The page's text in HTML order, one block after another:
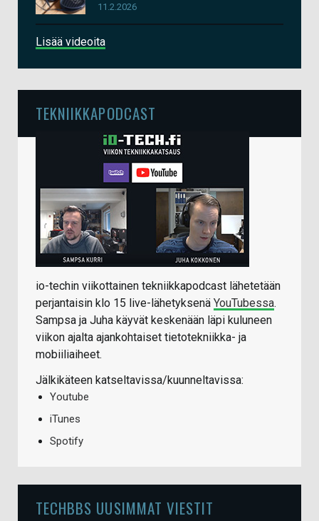
11.2.2026
Lisää videoita
TEKNIIKKAPODCAST
io-techin viikottainen tekniikkapodcast lähetetään
perjantaisin klo 15 live-lähetyksenä YouTubessa.
Sampsa ja Juha käyvät keskenään läpi kuluneen
viikon ajalta ajankohtaiset tietotekniikka- ja
mobiiliaiheet.
Jälkikäteen katseltavissa/kuunneltavissa:
Youtube
iTunes
Spotify
TECHBBS UUSIMMAT VIESTIT